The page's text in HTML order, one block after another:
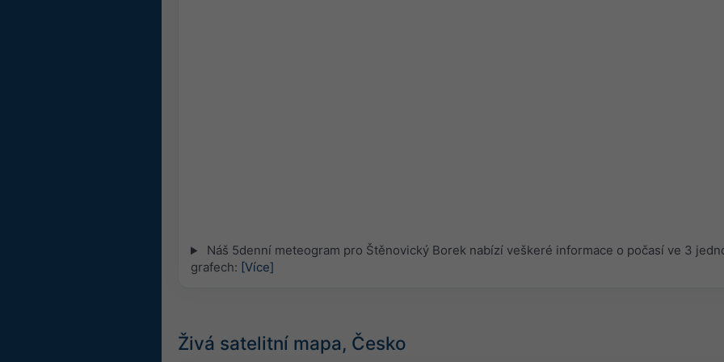
Náš 5denní meteogram pro Štěnovický Borek nabízí veškeré informace o počasí ve 3
grafech: [Více]
Živá satelitní mapa, Česko